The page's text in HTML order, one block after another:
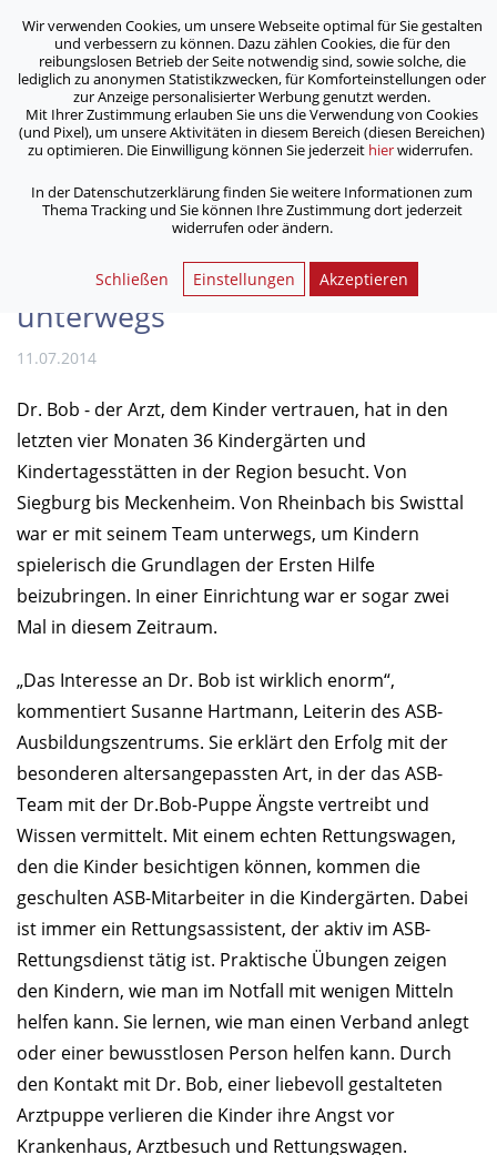
ASB Bonn/Rhein-Sieg/Eifel e.V.
bewegt Menschen
Home / Archiv /
Erste Hilfe in Kindergärten: Dr. Bob war in vier Monaten 37
Bob war in vier Monaten 37 Mal
unterwegs
11.07.2014
Dr. Bob - der Arzt, dem Kinder vertrauen, hat in den
letzten vier Monaten 36 Kindergärten und
Kindertagesstätten in der Region besucht. Von
Siegburg bis Meckenheim. Von Rheinbach bis Swisttal
war er mit seinem Team unterwegs, um Kindern
spielerisch die Grundlagen der Ersten Hilfe
beizubringen. In einer Einrichtung war er sogar zwei
Mal in diesem Zeitraum.
„Das Interesse an Dr. Bob ist wirklich enorm“,
kommentiert Susanne Hartmann, Leiterin des ASB-
Ausbildungszentrums. Sie erklärt den Erfolg mit der
besonderen altersangepassten Art, in der das ASB-
Team mit der Dr.Bob-Puppe Ängste vertreibt und
Wissen vermittelt. Mit einem echten Rettungswagen,
den die Kinder besichtigen können, kommen die
geschulten ASB-Mitarbeiter in die Kindergärten. Dabei
ist immer ein Rettungsassistent, der aktiv im ASB-
Rettungsdienst tätig ist. Praktische Übungen zeigen
den Kindern, wie man im Notfall mit wenigen Mitteln
helfen kann. Sie lernen, wie man einen Verband anlegt
oder einer bewusstlosen Person helfen kann. Durch
den Kontakt mit Dr. Bob, einer liebevoll gestalteten
Arztpuppe verlieren die Kinder ihre Angst vor
Krankenhaus, Arztbesuch und Rettungswagen.
Wir verwenden Cookies, um unsere Webseite optimal für Sie gestalten
und verbessern zu können. Dazu zählen Cookies, die für den
reibungslosen Betrieb der Seite notwendig sind, sowie solche, die
lediglich zu anonymen Statistikzwecken, für Komforteinstellungen oder
zur Anzeige personalisierter Werbung genutzt werden.
Mit Ihrer Zustimmung erlauben Sie uns die Verwendung von Cookies
(und Pixel), um unsere Aktivitäten in diesem Bereich (diesen Bereichen)
zu optimieren. Die Einwilligung können Sie jederzeit hierwiderrufen.
In der Datenschutzerklärung finden Sie weitere Informationen zum
Thema Tracking und Sie können Ihre Zustimmung dort jederzeit
widerrufen oder ändern.
Schließen Einstellungen Akzeptieren